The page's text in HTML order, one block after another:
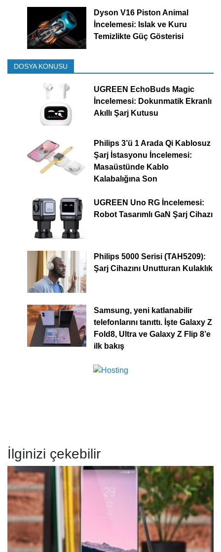
Dyson V16 Piston Animal
İncelemesi: Islak ve Kuru
Temizlikte Güç Gösterisi
DOSYA KONUSU
UGREEN EchoBuds Magic
İncelemesi: Dokunmatik Ekranlı
Akıllı Şarj Kutusu
Philips 3’ü 1 Arada Qi Kablosuz
Şarj İstasyonu İncelemesi:
Masaüstünde Kablo
Kalabalığına Son
UGREEN Uno RG İncelemesi:
Robot Tasarımlı GaN Şarj Cihazı
Philips 5000 Serisi (TAH5209):
Şarj Cihazını Unutturan Kulaklık
Samsung, yeni katlanabilir
telefonlarını tanıttı. İşte Galaxy Z
Fold8, Ultra ve Galaxy Z Flip 8’e
ilk bakış
İlginizi çekebilir